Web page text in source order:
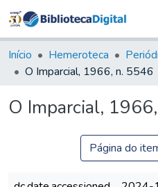
&
Início Hemeroteca
O Imparcial, 1966, n. 5546
O Imparcial,
Página do